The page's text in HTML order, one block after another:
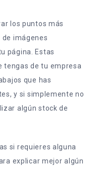
los puntos más
imágenes
página. Estas
tengas de tu empresa
que has
y si simplemente no
algún stock de
si requieres alguna
explicar mejor algún